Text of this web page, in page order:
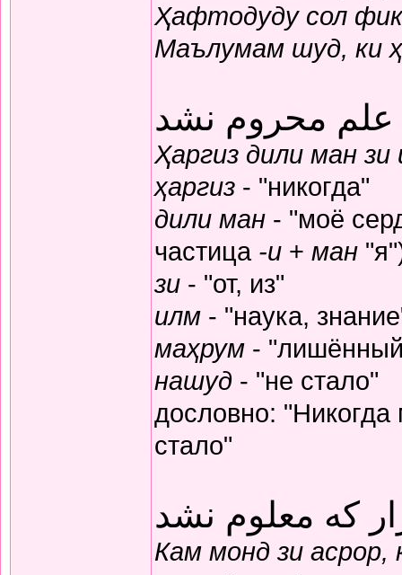
Ҳафтодуду сол
Маълумам шуд, ки
محروم نشد
Ҳаргиз дили ман
ҳаргиз - "никогда"
дили ман - "моё
частица -и + ман
зи - "от, из"
илм - "наука,
маҳрум -
нашуд - "не стало"
дословно:
стало"
که معلوم نشد
Кам монд зи